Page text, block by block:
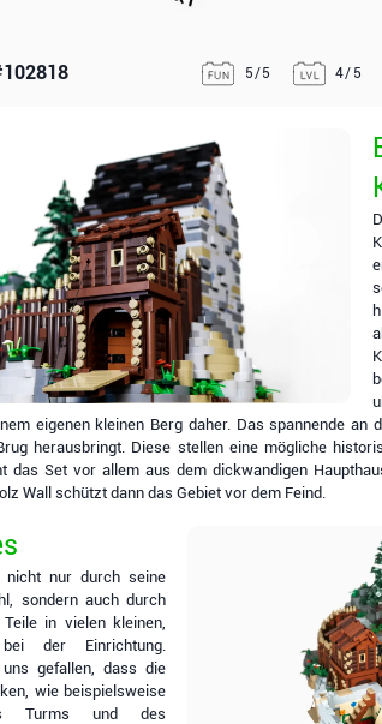
5/5 4/5
eigenen kleinen Berg daher. Das spannende an
herausbringt. Diese stellen eine mögliche
das Set vor allem aus dem dickwandigen
Wall schützt dann das Gebiet vor dem Feind.
nicht nur durch seine
sondern auch durch
in vielen kleinen,
der Einrichtung.
gefallen, dass die
wie beispielsweise
Turms und des